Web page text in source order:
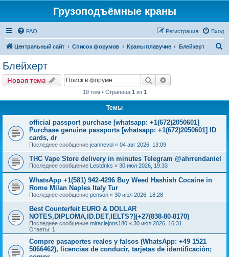
Грузоподъёмные краны
FAQ Вход
Регистрация
Центральный сайт Список форумов Краны плавучие Блейхерт
Блейхерт
Новая тема Поиск
19 тем • Страница 1 из 1
Темы
official passport purchase [whatsapp: +1(672)2050601]
Purchase genuine passports [whatsapp: +1(672)2050601] ID
cards, dr
Последнее сообщение jeannevol « 04 авг 2026, 13:09
THC Vape Store delivery in minutes Telegram @ahrrendaniel
Последнее сообщение Lestdnks « 30 июл 2026, 19:33
WhatsApp +1(581) 942-4296 Buy Weed Hashish Cocaine in
Rome Milan Naples Italy Tur
Последнее сообщение penson « 30 июл 2026, 18:28
Best Counterfeit EURO & DOLLAR
NOTES,DIPLOMA,ID.DET,IELTS?](+27(838-80-8170)
Последнее сообщение miraclejons180 « 30 июл 2026, 16:31
Ответы: 1
Compre pasaportes reales y falsos (WhatsApp: +49 1521
5066462), licencias de conducir, tarjetas de identificación;